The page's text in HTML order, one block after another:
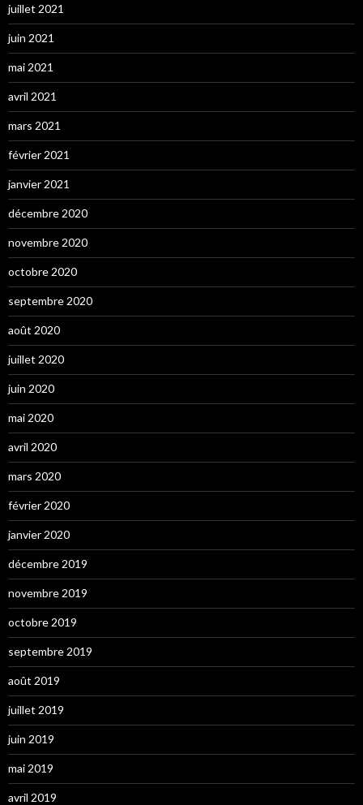
juillet 2021
juin 2021
mai 2021
avril 2021
mars 2021
février 2021
janvier 2021
décembre 2020
novembre 2020
octobre 2020
septembre 2020
août 2020
juillet 2020
juin 2020
mai 2020
avril 2020
mars 2020
février 2020
janvier 2020
décembre 2019
novembre 2019
octobre 2019
septembre 2019
août 2019
juillet 2019
juin 2019
mai 2019
avril 2019